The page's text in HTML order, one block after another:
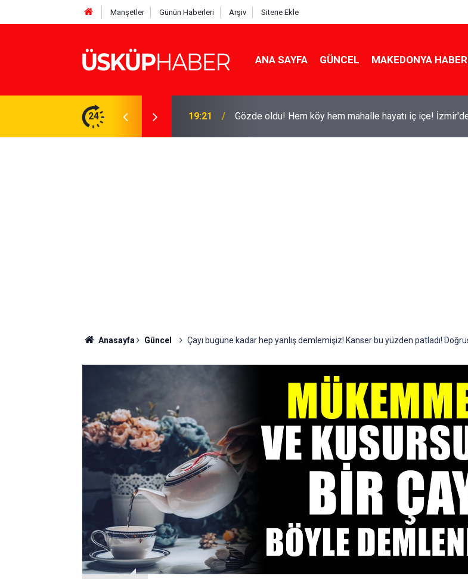
Manşetler Günün Haberleri Arşiv Sitene Ekle
ANA SAYFA GÜNCEL MAKEDONYA
24 19:21 Gözde oldu! Hem köy hem mahalle hayatı iç içe!
Anasayfa Güncel Çayı bugüne kadar hep yanlış demlemişiz! Kanser bu yüzden patladı!